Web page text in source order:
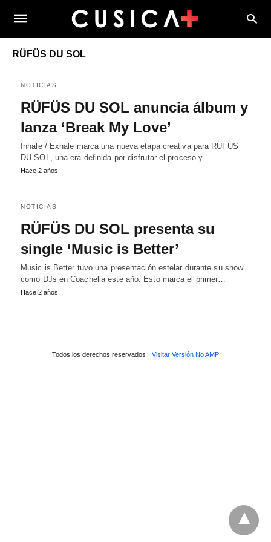
RÜFÜS DU SOL
NOTICIAS
RÜFÜS DU SOL anuncia álbum y
lanza ‘Break My Love’
Inhale / Exhale marca una nueva etapa creativa para RÜFÜS
DU SOL, una era definida por disfrutar el proceso y…
Hace 2 años
NOTICIAS
RÜFÜS DU SOL presenta su
single ‘Music is Better’
Music is Better tuvo una presentación estelar durante su show
como DJs en Coachella este año. Esto marca el primer…
Hace 2 años
Todos los derechos reservados Visitar Versión No AMP